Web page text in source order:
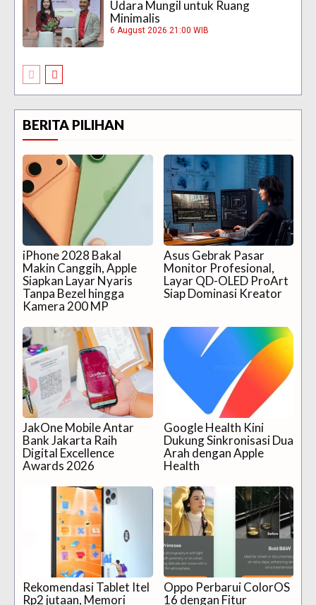
Udara Mungil untuk Ruang
Minimalis
6 August 2026 21:00 WIB
BERITA PILIHAN
iPhone 2028 Bakal
Makin Canggih, Apple
Siapkan Layar Nyaris
Tanpa Bezel hingga
Kamera 200 MP
Asus Gebrak Pasar
Monitor Profesional,
Layar QD-OLED ProArt
Siap Dominasi Kreator
JakOne Mobile Antar
Bank Jakarta Raih
Digital Excellence
Awards 2026
Google Health Kini
Dukung Sinkronisasi Dua
Arah dengan Apple
Health
Rekomendasi Tablet Itel
Rp2 jutaan, Memori
Oppo Perbarui ColorOS
16 dengan Fitur